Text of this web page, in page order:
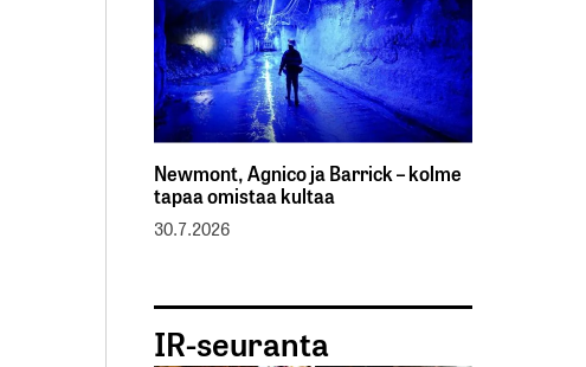
Newmont, Agnico ja Barrick – kolme
tapaa omistaa kultaa
30.7.2026
IR-seuranta